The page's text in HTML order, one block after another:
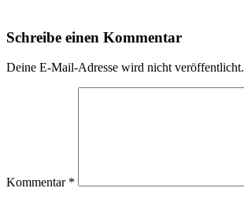
Schreibe einen Kommentar
Deine E-Mail-Adresse wird nicht veröffentlicht.
Kommentar *